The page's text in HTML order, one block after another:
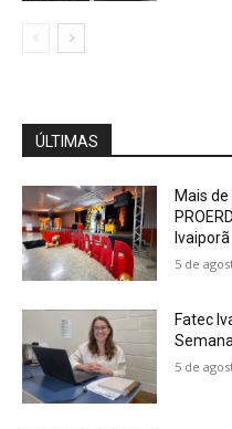
ÚLTIMAS
Mais
Ivaiporã
5 de
Fatec
5 de